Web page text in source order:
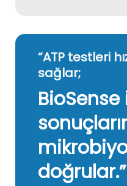
“ATP testleri
sağlar;
doğrular.”